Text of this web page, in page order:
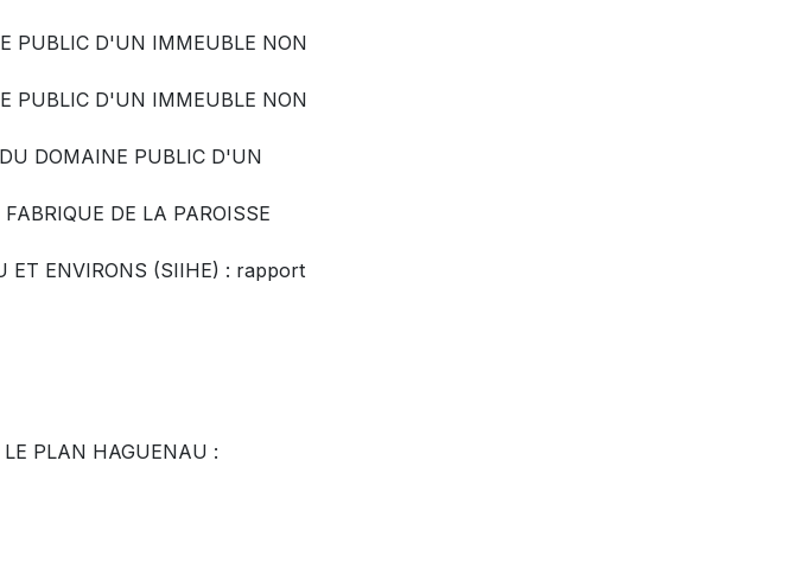
PUBLIC D'UN IMMEUBLE NON
PUBLIC D'UN IMMEUBLE NON
DOMAINE PUBLIC D'UN
DE LA PAROISSE
ET ENVIRONS (SIIHE) : rapport
PLAN HAGUENAU :